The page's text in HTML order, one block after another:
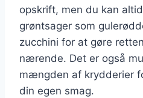
opskrift, men du kan
grøntsager som
zucchini for at gøre
nærende. Det er også
mængden af krydderier
din egen smag.